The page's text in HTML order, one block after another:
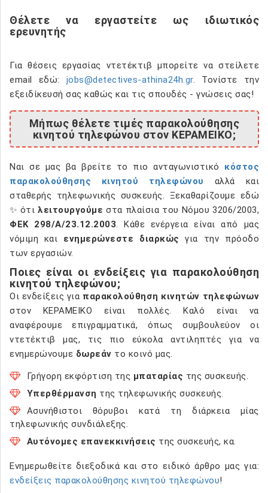
Θέλετε να εργαστείτε ως ιδιωτικός
ερευνητής
Για θέσεις εργασίας ντετέκτιβ μπορείτε να στείλετε
email εδώ: jobs@detectives-athina24h.gr. Τονίστε την
εξειδίκευσή σας καθώς και τις σπουδές - γνώσεις σας!
Μήπως θέλετε τιμές παρακολούθησης
κινητού τηλεφώνου στον ΚΕΡΑΜΕΙΚΟ;
Ναι σε μας βα βρείτε το πιο ανταγωνιστικό κόστος
παρακολούθησης κινητού τηλεφώνου αλλά και
σταθερής τηλεφωνικής συσκευής. Ξεκαθαρίζουμε εδώ
✨ ότιλειτουργούμε στα πλαίσια του Νόμου 3206/2003,
ΦΕΚ 298/Α/23.12.2003. Κάθε ενέργεια είναι από μας
νόμιμη και ενημερώνεστε διαρκώς για την πρόοδο
των εργασιών.
Ποιες είναι οι ενδείξεις για παρακολούθηση
κινητού τηλεφώνου;
Οι ενδείξεις για παρακολούθηση κινητών τηλεφώνων
στον ΚΕΡΑΜΕΙΚΟ είναι πολλές. Καλό είναι να
αναφέρουμε επιγραμματικά, όπως συμβουλεύον οι
ντετέκτιβ μας, τις πιο εύκολα αντιληπτές για να
ενημερώνουμε δωρεάν το κοινό μας.
Γρήγορη εκφόρτιση της μπαταρίας της συσκευής.
Υπερθέρμανση της τηλεφωνικής συσκευής.
Ασυνήθιστοι θόρυβοι κατά τη διάρκεια μίας
τηλεφωνικής συνδιάλεξης.
Αυτόνομες επανεκκινήσεις της συσκευής, κα.
Ενημερωθείτε διεξοδικά και στο ειδικό άρθρο μας για:
ενδείξεις παρακολούθησης κινητού τηλεφώνου!